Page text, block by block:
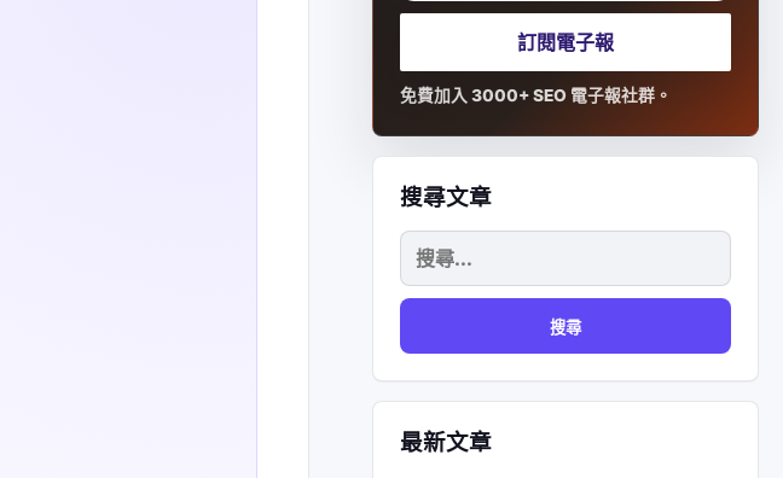
訂閱電子報
免費加入 3000+ SEO 電子報社群。
搜尋文章
尋
關
鍵
字:
最新文章